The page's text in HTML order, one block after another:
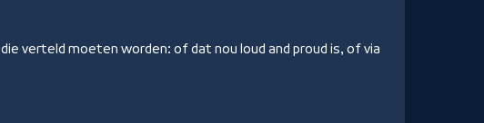
verteld moeten worden: of dat nou loud and proud is, of via